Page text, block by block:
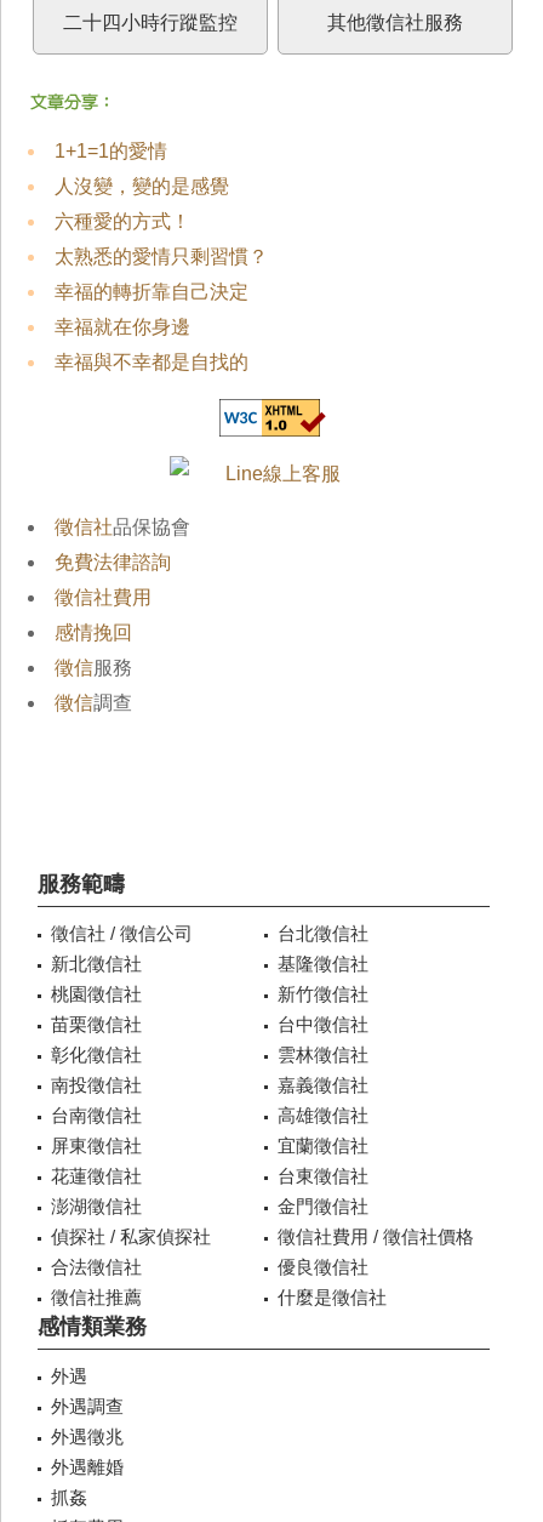
二十四小時行蹤監控 其他徵信社服務
1+1=1的愛情
人沒變，變的是感覺
六種愛的方式！
太熟悉的愛情只剩習慣？
幸福的轉折靠自己決定
幸福就在你身邊
幸福與不幸都是自找的
徵信社品保協會
免費法律諮詢
徵信社費用
感情挽回
徵信服務
徵信調查
服務範疇
徵信社 / 徵信公司
台北徵信社
新北徵信社
基隆徵信社
桃園徵信社
新竹徵信社
苗栗徵信社
台中徵信社
彰化徵信社
雲林徵信社
南投徵信社
嘉義徵信社
台南徵信社
高雄徵信社
屏東徵信社
宜蘭徵信社
花蓮徵信社
台東徵信社
澎湖徵信社
金門徵信社
偵探社 / 私家偵探社
徵信社費用 / 徵信社價格
合法徵信社
優良徵信社
徵信社推薦
什麼是徵信社
感情類業務
外遇
外遇調查
外遇徵兆
外遇離婚
抓姦